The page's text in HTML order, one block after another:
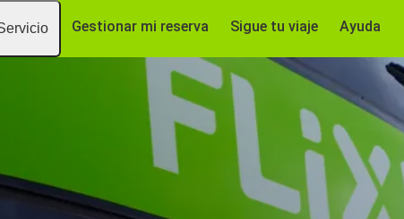
Gestionar mi reserva Sigue tu viaje Ayuda